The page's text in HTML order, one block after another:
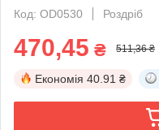
Код: OD0530
Роздріб
470,45 ₴ 511,36 ₴
Економія 40.91 ₴